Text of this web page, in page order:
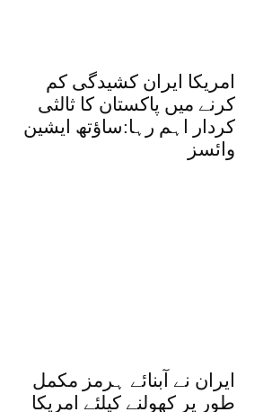
امریکا ایران کشیدگی کم
کرنے میں پاکستان کا ثالثی
کردار اہم رہا:ساؤتھ ایشین
وائسز
ایران نے آبنائے ہرمز مکمل
طور پر کھولنے کیلئے امریکا